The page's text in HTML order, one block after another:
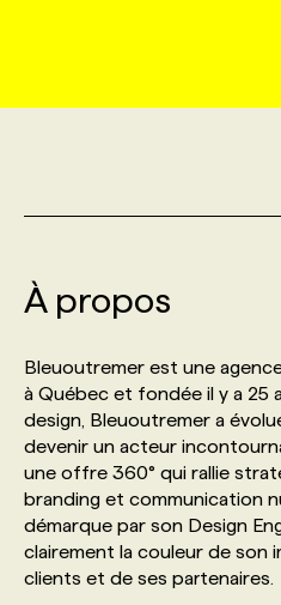
INITIATIVES
PRIX ET
TENDANCES
MARKETING
ÉVÉNEMENTIEL
NOS AUTEUR‧RICES
ANNONCEZ AVEC
PROFIL ENTREPRISE
FAQ
ANNONCEZ AVEC
PROFIL CANDIDAT
ANNONCEZ AVEC
NOS PARCOURS DE
FORMATIONS
NOS
POURQUOI CHOISIR
NOS TARIFS
PROGRAMMES DE
SERVICE DE CHASSE
NOS TARIFS
NOS EXPERTISES
FAQ
ANNONCEZ AVEC
À propos
Bleuoutremer est une
à Québec et fondée il y a 25
design, Bleuoutremer a
devenir un acteur
une offre 360° qui rallie
branding et communication
démarque par son Design
clairement la couleur de son
clients et de ses partenaires.